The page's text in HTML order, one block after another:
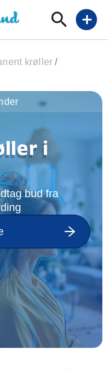
add
krøller /
i
bud fra